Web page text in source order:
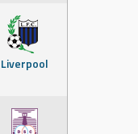
Liverpool